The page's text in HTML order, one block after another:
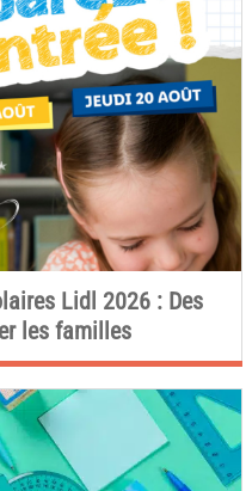
Lidl 2026 : Des
les familles